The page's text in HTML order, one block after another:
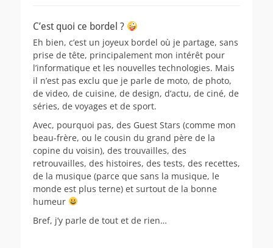
C’est quoi ce bordel ?
Eh bien, c’est un joyeux bordel où je partage, sans
prise de tête, principalement mon intérêt pour
l’informatique et les nouvelles technologies. Mais
il n’est pas exclu que je parle de moto, de photo,
de video, de cuisine, de design, d’actu, de ciné, de
séries, de voyages et de sport.
Avec, pourquoi pas, des Guest Stars (comme mon
beau-frère, ou le cousin du grand père de la
copine du voisin), des trouvailles, des
retrouvailles, des histoires, des tests, des recettes,
de la musique (parce que sans la musique, le
monde est plus terne) et surtout de la bonne
humeur
Bref, j’y parle de tout et de rien…